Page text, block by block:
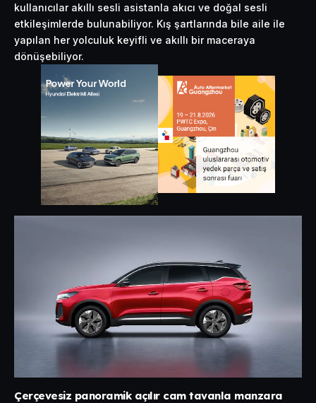
kullanıcılar akıllı sesli asistanla akıcı ve doğal sesli
etkileşimlerde bulunabiliyor. Kış şartlarında bile aile ile
yapılan her yolculuk keyifli ve akıllı bir maceraya
dönüşebiliyor.
Çerçevesiz panoramik açılır cam tavanla manzara